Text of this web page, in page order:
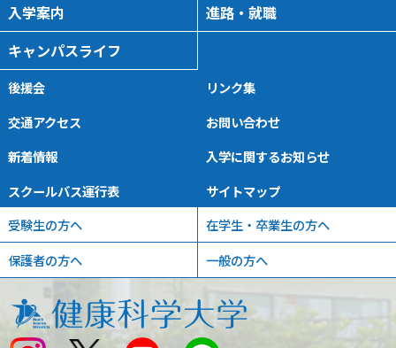
入学案内
進路・就職
キャンパスライフ
後援会
リンク集
交通アクセス
お問い合わせ
新着情報
入学に関するお知らせ
スクールバス運行表
サイトマップ
受験生の方へ
在学生・卒業生の方へ
保護者の方へ
一般の方へ